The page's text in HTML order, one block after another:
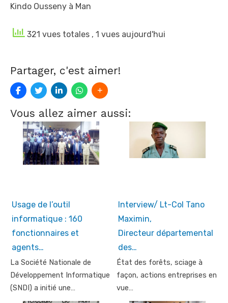
Kindo Ousseny à Man
321 vues totales , 1 vues aujourd'hui
Partager, c'est aimer!
Vous allez aimer aussi:
Usage de l’outil
informatique : 160
fonctionnaires et
agents…
La Société Nationale de
Développement Informatique
(SNDI) a initié une…
Interview/ Lt-Col Tano
Maximin,
Directeur départemental
des…
État des forêts, sciage à
façon, actions entreprises en
vue…